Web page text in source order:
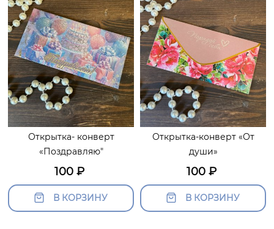
Открытка- конверт
«Поздравляю"
100 ₽
В КОРЗИНУ
Открытка-конверт «От
души»
100 ₽
В КОРЗИНУ